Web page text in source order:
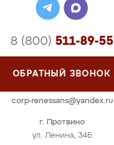
г. Протвино
ул. Ленина, 34Б
8 (800) 511-89-55
ОБРАТНЫЙ ЗВОНОК
corp-renessans@yandex.ru